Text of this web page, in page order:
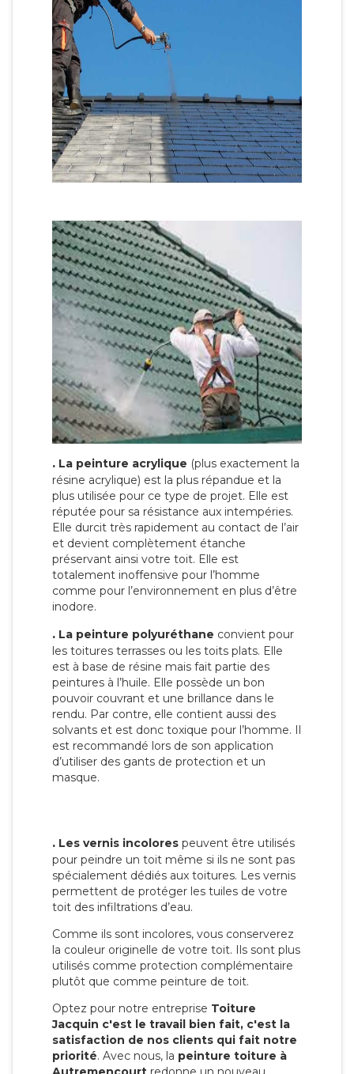
. La peinture acrylique (plus exactement la
résine acrylique) est la plus répandue et la
plus utilisée pour ce type de projet. Elle est
réputée pour sa résistance aux intempéries.
Elle durcit très rapidement au contact de l’air
et devient complètement étanche
préservant ainsi votre toit. Elle est
totalement inoffensive pour l’homme
comme pour l’environnement en plus d’être
inodore.
. La peinture polyuréthane convient pour
les toitures terrasses ou les toits plats. Elle
est à base de résine mais fait partie des
peintures à l’huile. Elle possède un bon
pouvoir couvrant et une brillance dans le
rendu. Par contre, elle contient aussi des
solvants et est donc toxique pour l’homme. Il
est recommandé lors de son application
d’utiliser des gants de protection et un
masque.
. Les vernis incolores peuvent être utilisés
pour peindre un toit même si ils ne sont pas
spécialement dédiés aux toitures. Les vernis
permettent de protéger les tuiles de votre
toit des infiltrations d’eau.
Comme ils sont incolores, vous conserverez
la couleur originelle de votre toit. Ils sont plus
utilisés comme protection complémentaire
plutôt que comme peinture de toit.
Optez pour notre entreprise Toiture
Jacquin c'est le travail bien fait, c'est la
satisfaction de nos clients qui fait notre
priorité. Avec nous, la peinture toiture à